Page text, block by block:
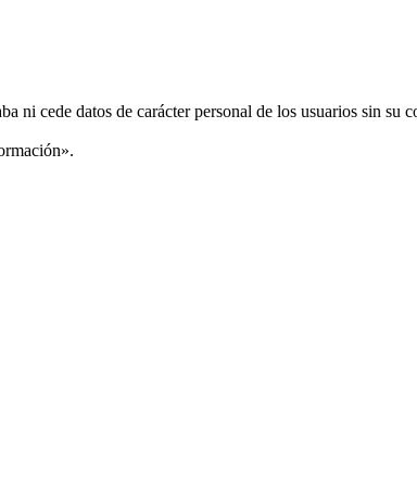
ni cede datos de carácter personal de los usuarios sin su